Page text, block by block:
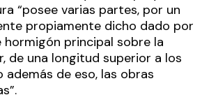
“posee varias partes, por un
propiamente dicho dado por
principal sobre la
de una longitud superior a los
además de eso, las obras